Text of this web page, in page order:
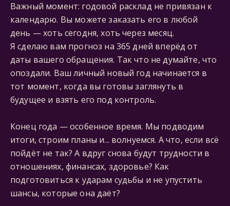
Важный момент: годовой расклад не привязан к
календарю. Вы можете заказать его в любой
день — хоть сегодня, хоть через месяц.
Я сделаю вам прогноз на 365 дней вперёд от
даты вашего обращения. Так что не думайте, что
опоздали. Ваш личный новый год начинается в
тот момент, когда вы готовы заглянуть в
будущее и взять его под контроль.
Конец года — особенное время. Мы подводим
итоги, строим планы и... волнуемся. А что, если всё
пойдёт не так? А вдруг снова будут трудности в
отношениях, финансах, здоровье? Как
подготовиться к ударам судьбы и не упустить
шансы, которые она даёт?